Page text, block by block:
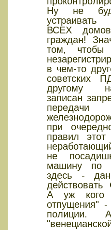
Ну не
ВСЕХ
граждан!
том, чтобы
в чем-то
советских
другому
записан
при
правил
не
машину по
здесь -
А уж кого
отпущения" -